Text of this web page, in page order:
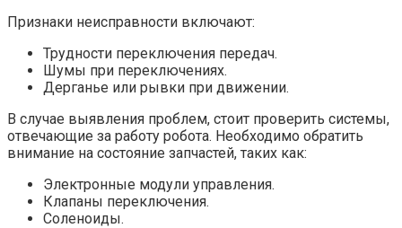
Признаки неисправности включают:
Трудности переключения передач.
Шумы при переключениях.
Дерганье или рывки при движении.
В случае выявления проблем, стоит проверить системы,
отвечающие за работу робота. Необходимо обратить
внимание на состояние запчастей, таких как:
Электронные модули управления.
Клапаны переключения.
Соленоиды.